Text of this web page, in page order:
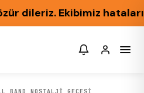
dileriz. Ekibimiz hataları